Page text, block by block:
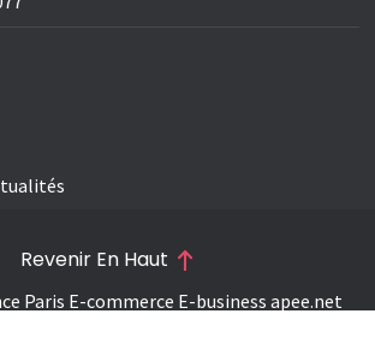
Paris E-commerce E-business apee.net
Revenir En Haut